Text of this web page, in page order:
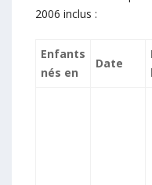
2006 inclus :
Enfants
nés en
Date